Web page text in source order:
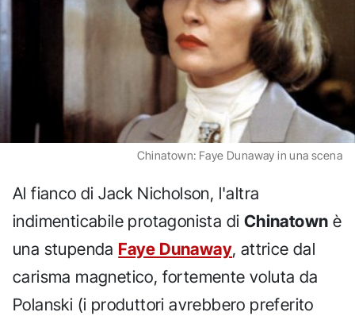
Chinatown: Faye Dunaway in una scena
Al fianco di Jack Nicholson, l'altra
indimenticabile protagonista di Chinatown è
una stupenda Faye Dunaway, attrice dal
carisma magnetico, fortemente voluta da
Polanski (i produttori avrebbero preferito